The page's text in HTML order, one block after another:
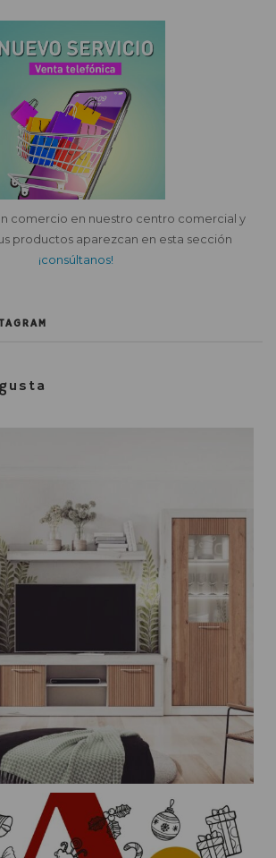
comercio en nuestro centro comercial y
productos aparezcan en esta sección
¡consúltanos!